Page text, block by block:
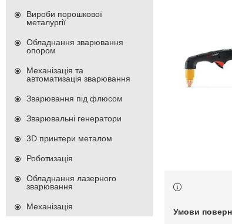
Вироби порошкової
металургії
Обладнання зварювання
опором
Механізація та
автоматизація зварювання
Зварювання під флюсом
Зварювальні генератори
3D принтери металом
Роботизація
Обладнання лазерного
зварювання
Механізація